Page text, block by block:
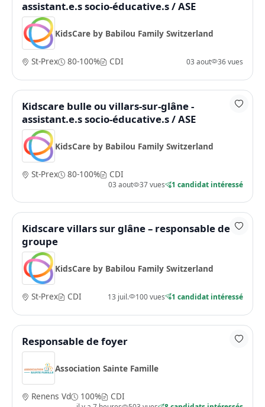
assistant.e.s socio-éducative.s / ASE
KidsCare by Babilou Family Switzerland
St-Prex 80-100% CDI 03 aout 36 vues
Kidscare bulle ou villars-sur-glâne -
assistant.e.s socio-éducative.s / ASE
KidsCare by Babilou Family Switzerland
St-Prex 80-100% CDI
03 aout 37 vues 1 candidat intéressé
Kidscare villars sur glâne – responsable de
groupe
KidsCare by Babilou Family Switzerland
St-Prex CDI 13 juil. 100 vues 1 candidat intéressé
Responsable de foyer
Association Sainte Famille
Renens Vd 100% CDI